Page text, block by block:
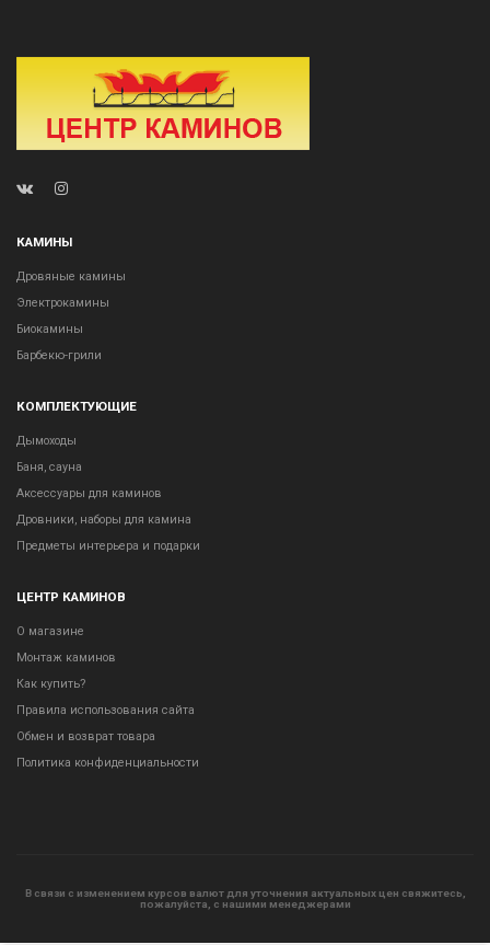
КАМИНЫ
Дровяные камины
Электрокамины
Биокамины
Барбекю-грили
КОМПЛЕКТУЮЩИЕ
Дымоходы
Баня, сауна
Аксессуары для каминов
Дровники, наборы для камина
Предметы интерьера и подарки
ЦЕНТР КАМИНОВ
О магазине
Монтаж каминов
Как купить?
Правила использования сайта
Обмен и возврат товара
Политика конфиденциальности
В связи с изменением курсов валют для уточнения актуальных цен свяжитесь,
пожалуйста, с нашими менеджерами